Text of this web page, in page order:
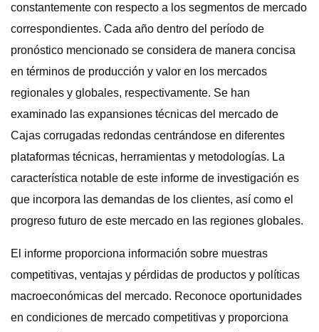
constantemente con respecto a los segmentos de mercado
correspondientes. Cada año dentro del período de
pronóstico mencionado se considera de manera concisa
en términos de producción y valor en los mercados
regionales y globales, respectivamente. Se han
examinado las expansiones técnicas del mercado de
Cajas corrugadas redondas centrándose en diferentes
plataformas técnicas, herramientas y metodologías. La
característica notable de este informe de investigación es
que incorpora las demandas de los clientes, así como el
progreso futuro de este mercado en las regiones globales.
El informe proporciona información sobre muestras
competitivas, ventajas y pérdidas de productos y políticas
macroeconómicas del mercado. Reconoce oportunidades
en condiciones de mercado competitivas y proporciona